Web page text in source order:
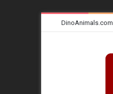
DinoAnimals.com